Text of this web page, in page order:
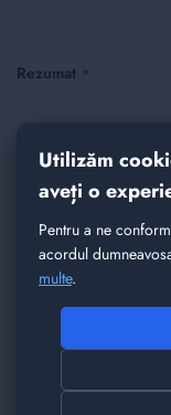
Utilizăm
aveți o
Pentru a ne
acordul
multe.
Rezumat
Recenzie